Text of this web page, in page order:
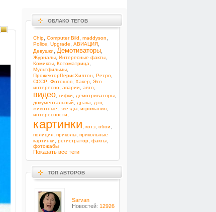
ОБЛАКО ТЕГОВ
Chip Computer Bild maddyson
Police Upgrade АВИАЦИЯ
Девушки Демотиваторы
Журналы Интересные факты
Комиксы Котоматрица
Мультфильмы
ПрожекторПерисХилтон Ретро
СССР Фотошоп Хакер Это
интересно аварии авто
видео гифки демотриваторы
документальный драка дтп
животные звёзды игромания
интересности
картинки котэ обои
полиция приколы прикольные
картинки
регистратор факты
фотожабы
Показать все теги
ТОП АВТОРОВ
Sarvan
Новостей: 12926